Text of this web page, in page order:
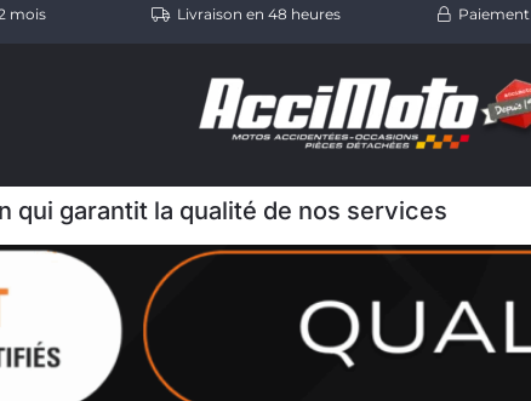
mois Livraison en 48 heures
qui garantit la qualité de nos services